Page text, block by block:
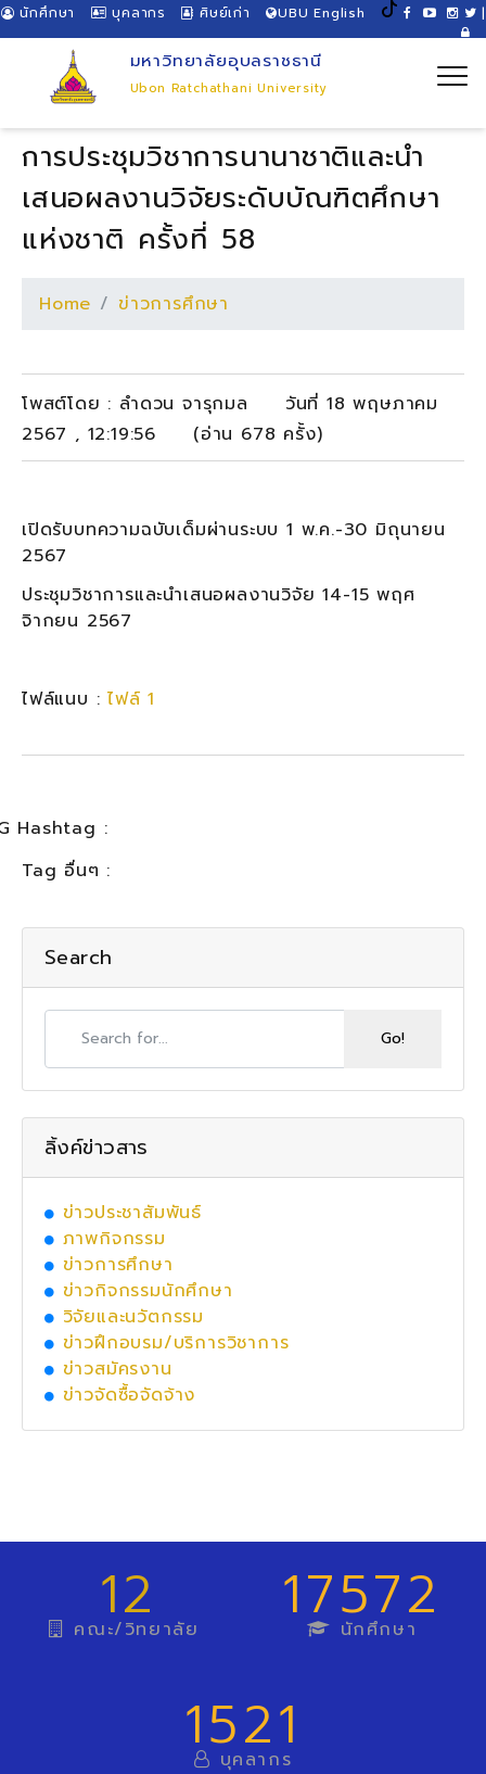
นักศึกษา บุคลากร ศิษย์เก่า UBU English |
มหาวิทยาลัยอุบลราชธานี
Ubon Ratchathani University
การประชุมวิชาการนานาชาติและนำ
เสนอผลงานวิจัยระดับบัณฑิตศึกษา
แห่งชาติ ครั้งที่ 58
Home ข่าวการศึกษา
โพสต์โดย : ลำดวน จารุกมล วันที่ 18 พฤษภาคม
2567 , 12:19:56 (อ่าน 678 ครั้ง)
เปิดรับบทความฉบับเด็มผ่านระบบ 1 พ.ค.-30 มิถุนายน
2567
ประชุมวิชาการและนำเสนอผลงานวิจัย 14-15 พฤศ
จิากยน 2567
ไฟล์แนบ :ไฟล์ 1
Hashtag :
Tag อื่นๆ :
Search
ลิ้งค์ข่าวสาร
ข่าวประชาสัมพันธ์
ภาพกิจกรรม
ข่าวการศึกษา
ข่าวกิจกรรมนักศึกษา
วิจัยและนวัตกรรม
ข่าวฝึกอบรม/บริการวิชาการ
ข่าวสมัครงาน
ข่าวจัดซื้อจัดจ้าง
12
คณะ/วิทยาลัย 17572
นักศึกษา
1521
บุคลากร